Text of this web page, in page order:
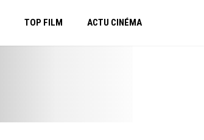
TOP FILM ACTU CINÉMA